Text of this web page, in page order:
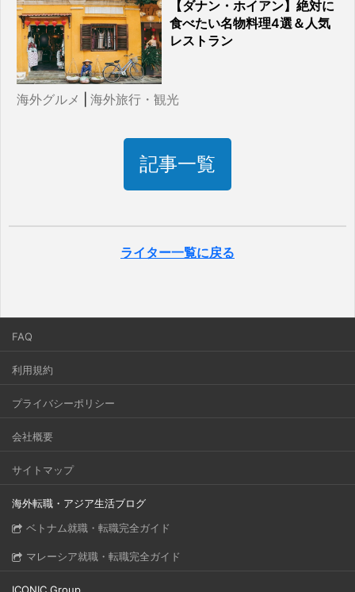
【ダナン・ホイアン】絶対に
食べたい名物料理4選＆人気
レストラン
海外グルメ 海外旅行・観光
記事一覧
ライター一覧に戻る
FAQ
利用規約
プライバシーポリシー
会社概要
サイトマップ
海外転職・アジア生活ブログ
ベトナム就職・転職完全ガイド
マレーシア就職・転職完全ガイド